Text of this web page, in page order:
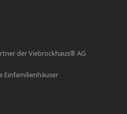
der Viebrockhaus® AG
Einfamilienhäuser